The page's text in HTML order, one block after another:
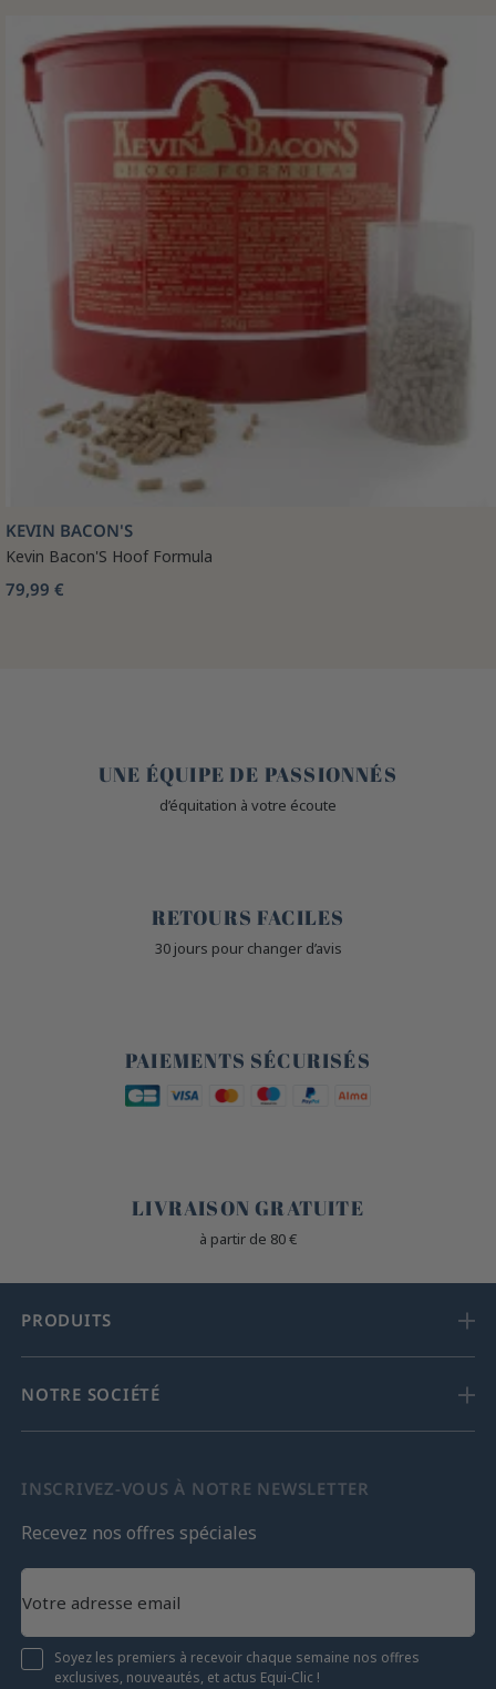
KEVIN BACON'S
Kevin Bacon'S Hoof Formula
79,99 €
UNE ÉQUIPE DE PASSIONNÉS
d’équitation à votre écoute
RETOURS FACILES
30 jours pour changer d’avis
PAIEMENTS SÉCURISÉS
LIVRAISON GRATUITE
à partir de 80 €
PRODUITS
NOTRE SOCIÉTÉ
INSCRIVEZ-VOUS À NOTRE NEWSLETTER
Recevez nos offres spéciales
Soyez les premiers à recevoir chaque semaine nos offres
exclusives, nouveautés, et actus Equi-Clic !